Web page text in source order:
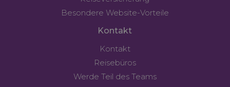
Besondere Website-Vorteile
Kontakt
Kontakt
Reisebüros
Werde Teil des Teams